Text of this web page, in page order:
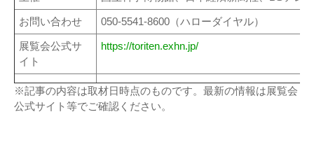
お問い合わせ 050-5541-8600（ハローダイヤル）
展覧会公式サ
イト
https://toriten.exhn.jp/
※記事の内容は取材日時点のものです。最新の情報は展覧会
公式サイト等でご確認ください。